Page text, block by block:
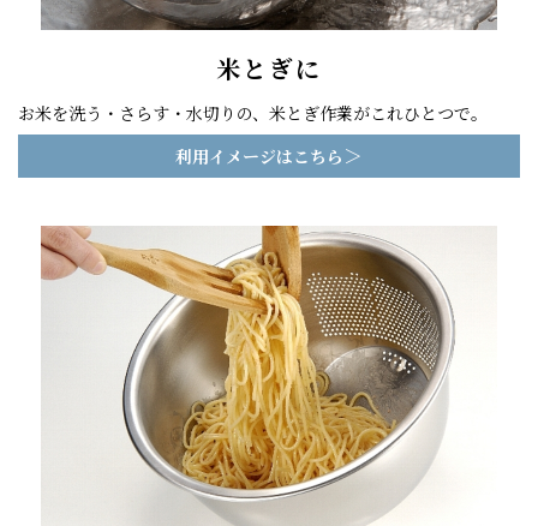
米とぎに
お米を洗う・さらす・水切りの、米とぎ作業がこれひとつで。
利用イメージはこちら ＞